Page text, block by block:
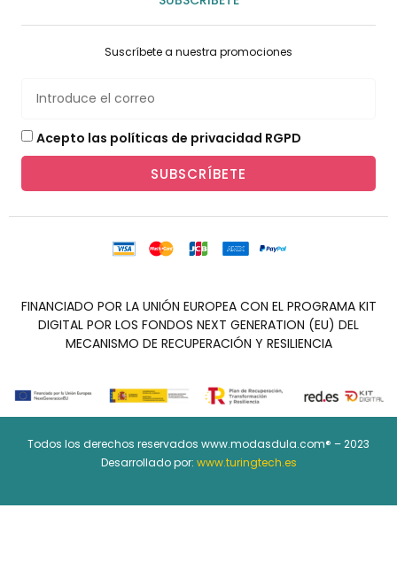
Suscríbete a nuestra promociones
Acepto las políticas de privacidad RGPD
SUBSCRÍBETE
FINANCIADO POR LA UNIÓN EUROPEA CON EL PROGRAMA KIT
DIGITAL POR LOS FONDOS NEXT GENERATION (EU) DEL
MECANISMO DE RECUPERACIÓN Y RESILIENCIA
Todos los derechos reservados www.modasdula.com® – 2023
Desarrollado por: www.turingtech.es